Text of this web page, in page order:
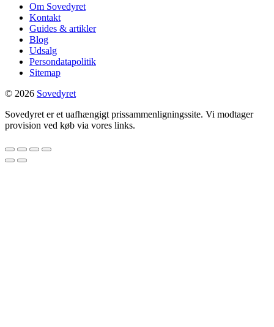
Om Sovedyret
Kontakt
Guides & artikler
Blog
Udsalg
Persondatapolitik
Sitemap
© 2026 Sovedyret
Sovedyret er et uafhængigt prissammenligningssite. Vi modtager
provision ved køb via vores links.